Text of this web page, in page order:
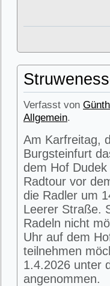
Verfasst von
Allgemein.
Am Karfreitag,
Burgsteinfurt
dem Hof
Radtour vor
die Radler um
Leerer Straße.
Radeln nicht
Uhr auf dem
teilnehmen
1.4.2026 unter
angenommen.